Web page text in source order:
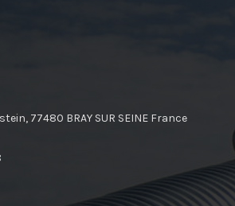
77480 BRAY SUR SEINE France